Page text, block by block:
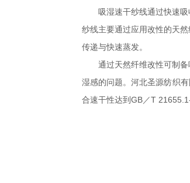
吸湿速干纱线通过快速
纱线主要通过应用改性的天
传递与快速蒸发。
通过天然纤维改性可制
湿感的问题。河北圣源纺织
合速干性达到GB／T